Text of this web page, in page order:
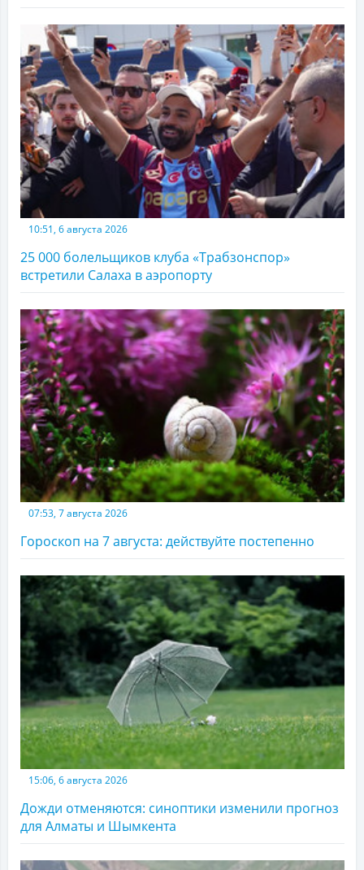
10:51, 6 августа 2026
25 000 болельщиков клуба «Трабзонспор»
встретили Салаха в аэропорту
07:53, 7 августа 2026
Гороскоп на 7 августа: действуйте постепенно
15:06, 6 августа 2026
Дожди отменяются: синоптики изменили прогноз
для Алматы и Шымкента